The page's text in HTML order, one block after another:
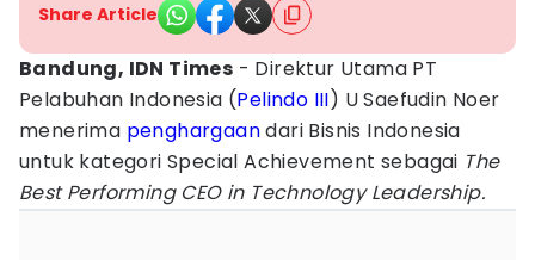
Share Article
Bandung, IDN Times - Direktur Utama PT
Pelabuhan Indonesia (Pelindo III) U Saefudin Noer
menerima penghargaandari Bisnis Indonesia
untuk kategori Special Achievement sebagai The
Best Performing CEO in Technology Leadership.